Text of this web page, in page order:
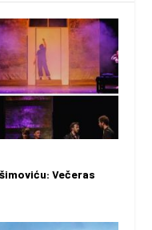
Večeras